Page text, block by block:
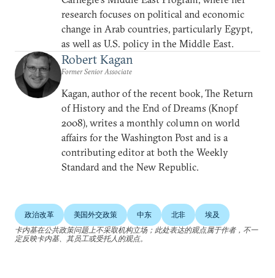
research focuses on political and economic
change in Arab countries, particularly Egypt,
as well as U.S. policy in the Middle East.
Robert Kagan
Former Senior Associate
Kagan, author of the recent book, The Return
of History and the End of Dreams (Knopf
2008), writes a monthly column on world
affairs for the Washington Post and is a
contributing editor at both the Weekly
Standard and the New Republic.
政治改革 美国外交政策 中东 北非
埃及
卡内基在公共政策问题上不采取机构立场；此处表达的观点属于作者，不一
定反映卡内基、其员工或受托人的观点。